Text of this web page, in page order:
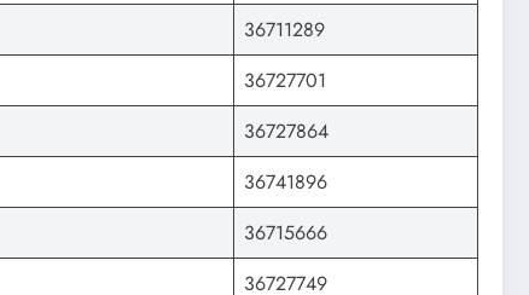
36711289
36727701
36727864
36741896
36715666
36727749